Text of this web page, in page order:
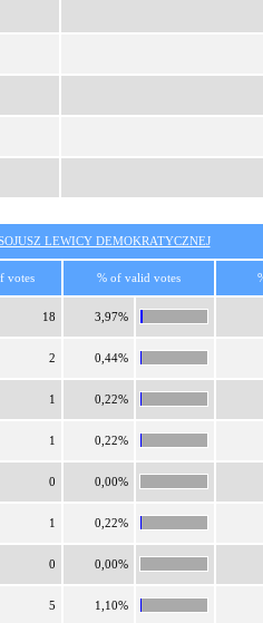
LEWICY DEMOKRATYCZNEJ
votes % of valid votes
18 3,97%
2 0,44%
1 0,22%
1 0,22%
0 0,00%
1 0,22%
0 0,00%
5 1,10%